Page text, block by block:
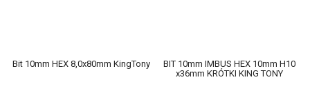
Bit 10mm HEX 8,0x80mm KingTony
BIT 10mm IMBUS HEX 10mm H10
x36mm KRÓTKI KING TONY